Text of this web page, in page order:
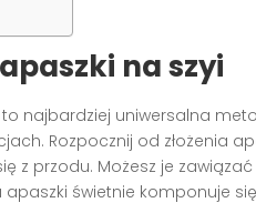
na szyi
to najbardziej uniwersalna
Rozpocznij od złożenia
z przodu. Możesz je
świetnie komponuje